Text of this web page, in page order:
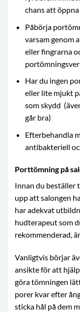
chans att
Påbörja
varsam genom
eller fingrarna
Har du ingen
eller lite mjukt
som skydd
går bra)
Efterbehandla
antibakteriell
Porttömning på
Innan du beställer
upp att salongen
har adekvat
hudterapeut som
rekommenderad,
Vanligtvis börjar
ansikte för att
göra tömningen
porer kvar efter
sticka hål på dem